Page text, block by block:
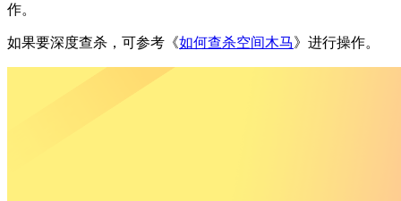
作。
如果要深度查杀，可参考《如何查杀空间木马》进行操作。